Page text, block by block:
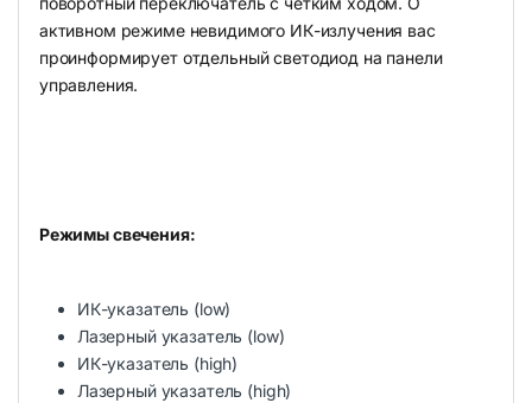
активном режиме невидимого ИК-излучения вас
проинформирует отдельный светодиод на панели
управления.
Режимы свечения:
ИК-указатель (low)
Лазерный указатель (low)
ИК-указатель (high)
Лазерный указатель (high)